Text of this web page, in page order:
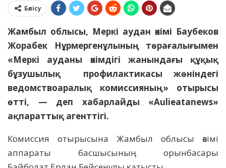
Бөлісу
Жамбыл облысы, Меркі аудан әкімі Баубеков
Жорабек Нұрмергенұлының төрағалығымен
«Меркі ауданы әкімдігі жанындағы құқық
бұзушылық профилактикасы жөніндегі
ведомствоаралық комиссияның» отырысы
өтті, — деп хабарлайды «Aulieatanews»
ақпараттық агенттігі.
Комиссия отырысына Жамбыл облысы әкімі
аппараты басшысының орынбасары